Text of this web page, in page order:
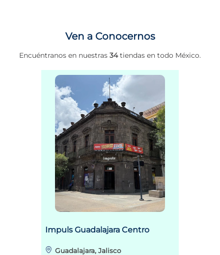
Ven a Conocernos
Encuéntranos en nuestras 34tiendas en todo México.
Impuls Guadalajara Centro
Guadalajara, Jalisco